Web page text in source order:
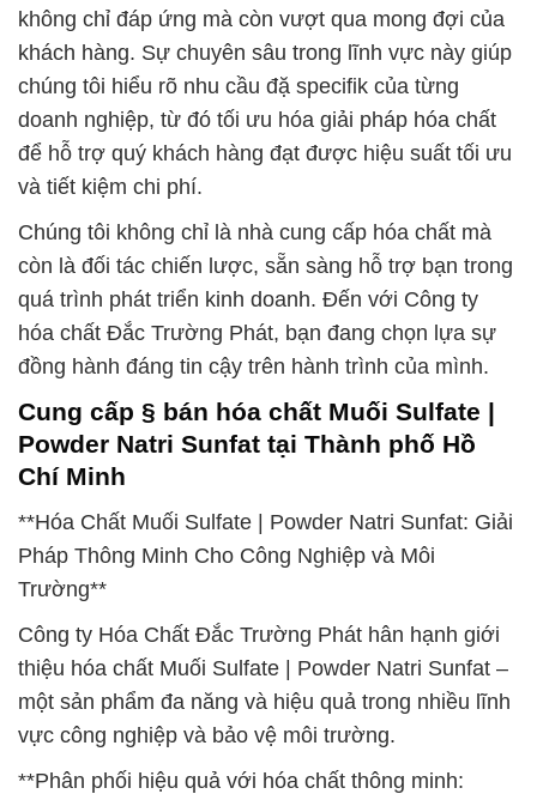
không chỉ đáp ứng mà còn vượt qua mong đợi của
khách hàng. Sự chuyên sâu trong lĩnh vực này giúp
chúng tôi hiểu rõ nhu cầu đặ specifik của từng
doanh nghiệp, từ đó tối ưu hóa giải pháp hóa chất
để hỗ trợ quý khách hàng đạt được hiệu suất tối ưu
và tiết kiệm chi phí.
Chúng tôi không chỉ là nhà cung cấp hóa chất mà
còn là đối tác chiến lược, sẵn sàng hỗ trợ bạn trong
quá trình phát triển kinh doanh. Đến với Công ty
hóa chất Đắc Trường Phát, bạn đang chọn lựa sự
đồng hành đáng tin cậy trên hành trình của mình.
Cung cấp § bán hóa chất Muối Sulfate |
Powder Natri Sunfat tại Thành phố Hồ
Chí Minh
**Hóa Chất Muối Sulfate | Powder Natri Sunfat: Giải
Pháp Thông Minh Cho Công Nghiệp và Môi
Trường**
Công ty Hóa Chất Đắc Trường Phát hân hạnh giới
thiệu hóa chất Muối Sulfate | Powder Natri Sunfat –
một sản phẩm đa năng và hiệu quả trong nhiều lĩnh
vực công nghiệp và bảo vệ môi trường.
**Phân phối hiệu quả với hóa chất thông minh: